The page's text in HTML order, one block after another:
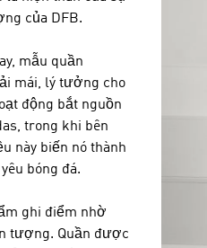
của DFB.
mẫu quần
mái, lý tưởng cho
động bắt nguồn
trong khi bên
này biến nó thành
bóng đá.
ghi điểm nhờ
tượng. Quần được